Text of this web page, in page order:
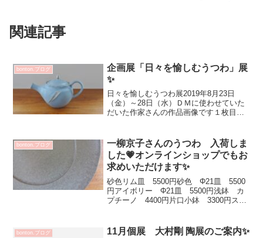
関連記事
bonton.ブログ
企画展「日々を愉しむうつわ」展
✨
日々を愉しむうつわ展2019年8月23日
（金）～28日（水）ＤＭに使わせていた
だいた作家さんの作品画像です１枚目
ット 水キレ抜群！ ゆったりとお茶を
楽しめます原依子（陶...
bonton.ブログ
一柳京子さんのうつわ 入荷しま
した💗オンラインショップでもお
求めいただけます✨
砂色リム皿 5500円砂色 Φ21皿 5500
円アイボリー Φ21皿 5500円浅鉢 カ
プチーノ 4400円片口小鉢 3300円スモ
(-_-;)オンラインショップはこ...
bonton.ブログ 11月個展 大村剛 陶展のご案内✨